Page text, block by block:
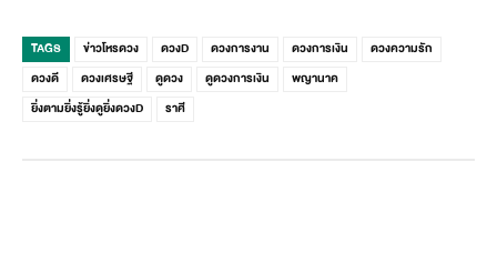
TAGS ข่าวโหรดวง ดวงD ดวงการงาน ดวงการเงิน
ดวงความรัก
ดวงดี
ดวงเศรษฐี ดูดวง ดูดวงการเงิน
พญานาค
ยิ่งตามยิ่งรู้ยิ่งดูยิ่งดวงD
ราศี